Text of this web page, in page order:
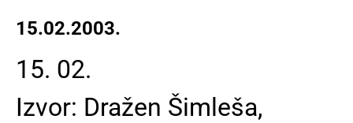
15.02.2003.
15. 02.
Izvor: Dražen Šimleša,